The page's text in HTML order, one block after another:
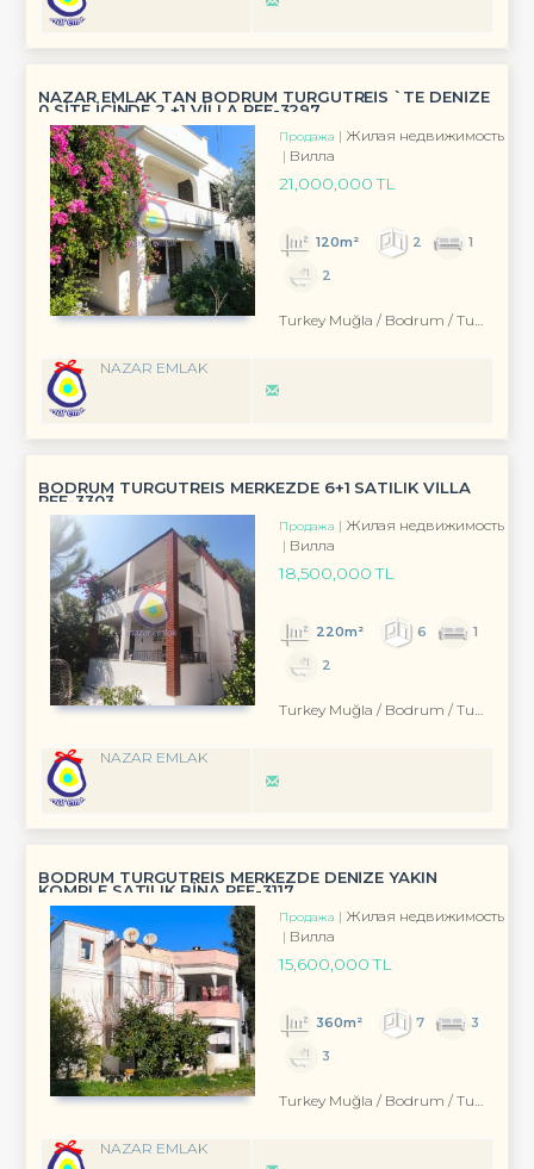
NAZAR EMLAK TAN BODRUM TURGUTREİS `TE DENİZE
0 SİTE İÇİNDE 2 +1 VİLLA REF-3297
Продажа
Жилая недвижимость
Вилла
21,000,000 TL
120m² 2
1
2
Turkey Muğla / Bodrum / Turgutreis
NAZAR EMLAK
BODRUM TURGUTREİS MERKEZDE 6+1 SATILIK VİLLA
REF-3303
Продажа
Жилая недвижимость
Вилла
18,500,000 TL
220m² 6
1
2
Turkey Muğla / Bodrum / Turgutreis
NAZAR EMLAK
BODRUM TURGUTREİS MERKEZDE DENİZE YAKIN
KOMPLE SATILIK BİNA REF-3117
Продажа
Жилая недвижимость
Вилла
15,600,000 TL
360m² 7
3
3
Turkey Muğla / Bodrum / Turgutreis
NAZAR EMLAK